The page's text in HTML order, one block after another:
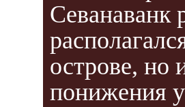
Севанаванк
острове, но
понижения